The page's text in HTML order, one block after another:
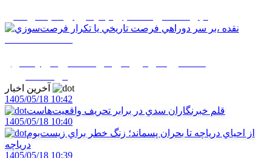
1405/05/18 10:42
قلم خبرنگاران سدي در برابر تحريف واقعيت‌هاست
1405/05/18 10:40
از احياي درياچه تا بحران پسماند؛ زنگ خطر براي زيست‌بوم
درياچه
1405/05/18 10:39